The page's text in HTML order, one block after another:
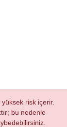
risk içerir.
bu nedenle